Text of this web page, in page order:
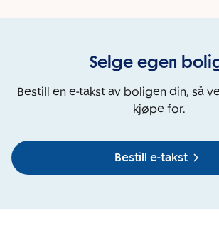
Selge egen
Bestill en e-takst av boligen din, så
kjøpe for.
Bestill e-takst